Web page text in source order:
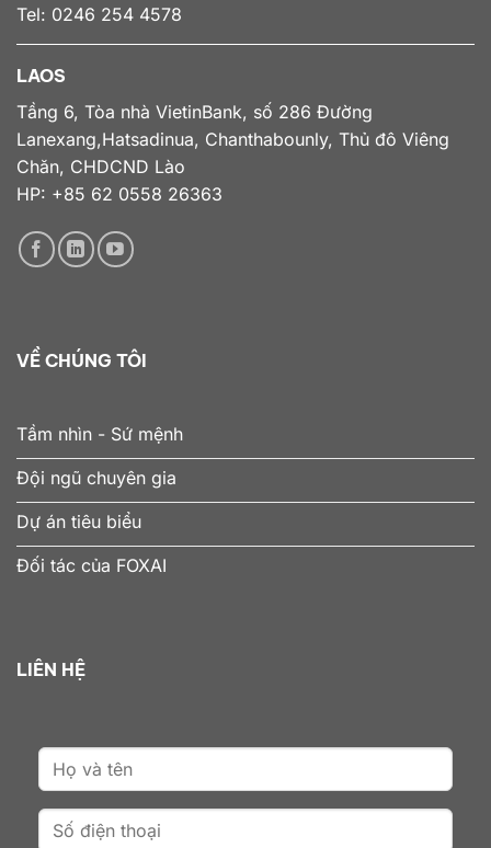
Tel: 0246 254 4578
LAOS
Tầng 6, Tòa nhà VietinBank, số 286 Đường
Lanexang,Hatsadinua, Chanthabounly, Thủ đô Viêng
Chăn, CHDCND Lào
HP: +85 62 0558 26363
VỀ CHÚNG TÔI
Tầm nhìn - Sứ mệnh
Đội ngũ chuyên gia
Dự án tiêu biểu
Đối tác của FOXAI
LIÊN HỆ